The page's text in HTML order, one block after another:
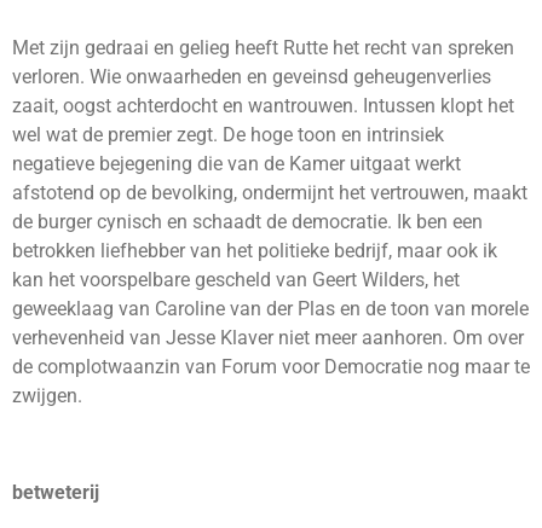
Met zijn gedraai en gelieg heeft Rutte het recht van spreken
verloren. Wie onwaarheden en geveinsd geheugenverlies
zaait, oogst achterdocht en wantrouwen. Intussen klopt het
wel wat de premier zegt. De hoge toon en intrinsiek
negatieve bejegening die van de Kamer uitgaat werkt
afstotend op de bevolking, ondermijnt het vertrouwen, maakt
de burger cynisch en schaadt de democratie. Ik ben een
betrokken liefhebber van het politieke bedrijf, maar ook ik
kan het voorspelbare gescheld van Geert Wilders, het
geweeklaag van Caroline van der Plas en de toon van morele
verhevenheid van Jesse Klaver niet meer aanhoren. Om over
de complotwaanzin van Forum voor Democratie nog maar te
zwijgen.
betweterij